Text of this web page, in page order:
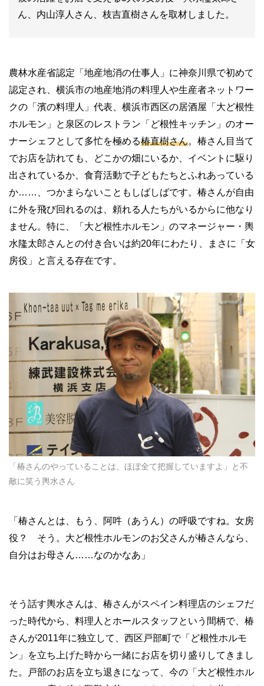
ん、内山淳人さん、枝吉直樹さんを取材しました。
農林水産省認定「地産地消の仕事人」に神奈川県で初めて
認定され、横浜市の地産地消の料理人や生産者ネットワー
クの「濱の料理人」代表、横浜市西区の居酒屋「大ど根性
ホルモン」と泉区のレストラン「ど根性キッチン」のオー
ナーシェフとして多忙を極める椿直樹さん。椿さん目当て
でお店を訪れても、どこかの畑にいるか、イベントに駆り
出されているか、食育活動で子どもたちとふれあっている
か……、つかまらないこともしばしばです。椿さんが自由
に外を飛び回れるのは、頼れる人たちがいるからに他なり
ません。特に、「大ど根性ホルモン」のマネージャー・輿
水隆太郎さんとの付き合いは約20年にわたり、まさに「女
房役」と言える存在です。
「椿さんのやっていることは、ほぼ全て把握していますよ」と不
敵に笑う輿水さん
「椿さんとは、もう、阿吽（あうん）の呼吸ですね。女房
役？ そう。大ど根性ホルモンのお父さんが椿さんなら、
自分はお母さん……なのかなあ」
そう話す輿水さんは、椿さんがスペイン料理店のシェフだ
った時代から、料理人とホールスタッフという間柄で、椿
さんが2011年に独立して、西区戸部町で「ど根性ホルモ
ン」を立ち上げた時から一緒にお店を切り盛りしてきまし
た。戸部のお店を立ち退きになって、今の「大ど根性ホル